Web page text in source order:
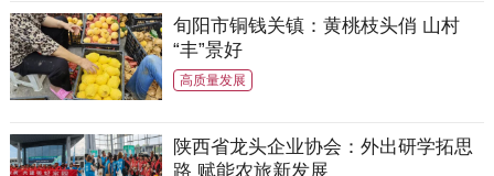
旬阳市铜钱关镇：黄桃枝头俏 山村
“丰”景好
高质量发展
陕西省龙头企业协会：外出研学拓思
路 赋能农旅新发展